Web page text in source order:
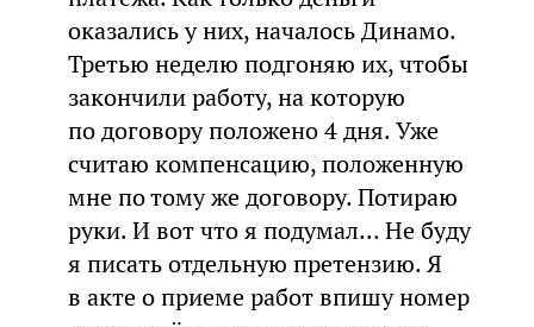
оказались у них, началось Динамо.
Третью неделю подгоняю их, чтобы
закончили работу, на которую
по договору положено 4 дня. Уже
считаю компенсацию, положенную
мне по тому же договору. Потираю
руки. И вот что я подумал... Не буду
я писать отдельную претензию. Я
в акте о приеме работ впишу номер